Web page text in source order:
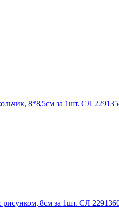
8*8,5см за 1шт. СЛ
рисунком, 8см за 1шт. СЛ